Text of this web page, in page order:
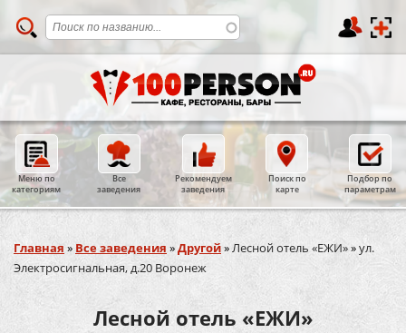
Меню по
категориям
Все
заведения
Рекомендуем
заведения
Поиск по
карте
Подбор по
параметрам
Вы здесь
Главная » Все заведения »Другой»Лесной отель «ЕЖИ»»ул.
Электросигнальная, д.20 Воронеж
Лесной отель «ЕЖИ»